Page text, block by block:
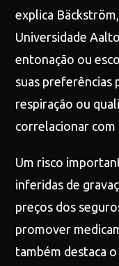
explica
Universidade
entonação ou
suas preferências
respiração ou
correlacionar com
Um risco
inferidas de
preços dos
promover
também destaca